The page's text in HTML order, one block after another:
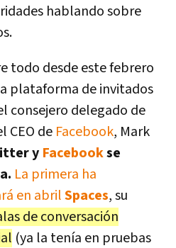
hablando sobre
todo desde este febrero
plataforma de invitados
consejero delegado de
CEO de Facebook, Mark
y Facebookse
La primera ha
en abrilSpaces, su
de conversación
(ya la tenía en pruebas